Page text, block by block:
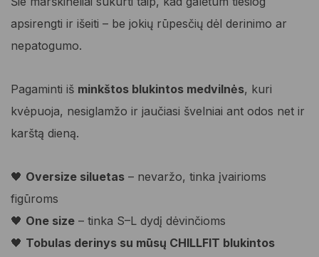
apsirengti ir išeiti – be jokių rūpesčių dėl derinimo ar
nepatogumo.
Pagaminti iš minkštos blukintos medvilnės, kuri
kvėpuoja, nesiglamžo ir jaučiasi švelniai ant odos net ir
karštą dieną.
🖤 Oversize siluetas – nevaržo, tinka įvairioms
figūroms
🖤 One size – tinka S–L dydį dėvinčioms
🖤 Tobulas derinys su mūsų CHILLFIT blukintos